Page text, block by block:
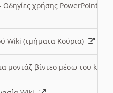
χρήσης PowerPoint
Wiki (τμήματα Κούρια)
μοντάζ βίντεο μέσω του